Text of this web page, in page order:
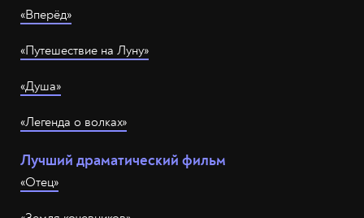
«Вперёд»
«Путешествие на Луну»
«Душа»
«Легенда о волках»
Лучший драматический фильм
«Отец»